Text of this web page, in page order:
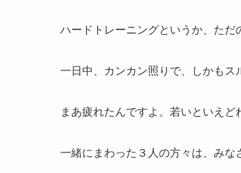
ハードトレーニングというか、ただ
一日中、カンカン照りで、しかもス
まあ疲れたんですよ。若いといえど
一緒にまわった３人の方々は、みな